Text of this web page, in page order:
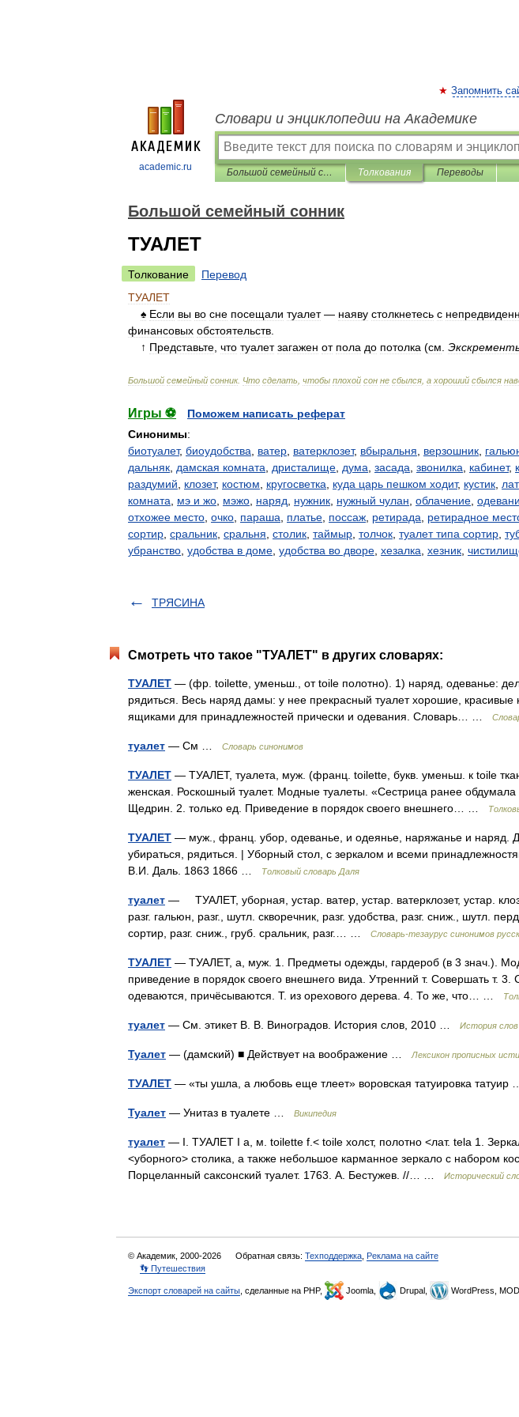
academic.ru
Запомнить
Словари и энциклопедии на Академике
Большой семейный сонник Толкования Переводы
Большой семейный сонник
ТУАЛЕТ
Толкование
Перевод
ТУАЛЕТ
♠ Если вы во сне посещали туалет— наяву столкнетесь с
финансовых обстоятельств
↑ Представьте что туалет загажен от пола до потолка (см
Большой семейный сонник. Что сделать чтобы плохой сон не сбылся а хороший сбылся
Игры ⚽
Поможем написать реферат
Синонимы:
биотуалет, биоудобства ватер ватерклозет, вбыральня верзошник
дальняк дамская комната дристалище дума засада звонилка кабинет,
раздумий
клозет, костюм кругосветка куда царь пешком ходит, кустик
комната
мэ и жо мэжо наряд нужник нужный чулан облачение
отхожее место очко параша платье поссаж ретирада ретирадное
сортир сральник сральня столик таймыр толчок туалет типа сортир
убранство удобства в доме удобства во дворе хезалка хезник
ТРЯСИНА
Смотреть что такое "ТУАЛЕТ" в других словарях:
ТУАЛЕТ — (фр. toilette, уменьш., от toile полотно). 1) наряд, одеванье:
рядиться. Весь наряд дамы: у нее прекрасный туалет хорошие, красивые
ящиками для принадлежностей прически и одевания. Словарь… …
туалет — См … Словарь синонимов
ТУАЛЕТ — ТУАЛЕТ, туалета, муж. (франц. toilette, букв. уменьш. к toile
женская. Роскошный туалет. Модные туалеты. «Сестрица ранее обдумала
Щедрин. 2. только ед. Приведение в порядок своего внешнего… …
ТУАЛЕТ — муж., франц. убор, одеванье, и одеянье, наряжанье и наряд.
убираться, рядиться. | Уборный стол, с зеркалом и всеми
В.И. Даль. 1863 1866 …
Толковый словарь Даля
туалет — ТУАЛЕТ, уборная, устар. ватер, устар. ватерклозет, устар.
разг. гальюн, разг., шутл. скворечник, разг. удобства, разг. сниж., шутл.
сортир, разг. сниж., груб. сральник, разг.… …
Словарь-тезаурус синонимов
ТУАЛЕТ — ТУАЛЕТ, а, муж. 1. Предметы одежды, гардероб (в 3 знач.).
приведение в порядок своего внешнего вида. Утренний т. Совершать т. 3.
одеваются, причёсываются. Т. из орехового дерева. 4. То же, что… …
туалет — См. этикет В. В. Виноградов. История слов, 2010 … История слов
Туалет — (дамский) ■ Действует на воображение … Лексикон прописных
ТУАЛЕТ — «ты ушла, а любовь еще тлеет» воровская татуировка татуир
Туалет — Унитаз в туалете … Википедия
туалет — I. ТУАЛЕТ I а, м. toilette f.< toile холст, полотно <лат. tela 1.
<уборного> столика, а также небольшое карманное зеркало с набором
Порцеланный саксонский туалет. 1763. А. Бестужев. //… …
Исторический
© Академик, 2000-2026 Обратная связь: Техподдержка Реклама на сайте
👣 Путешествия
Экспорт словарей на сайты , сделанные на PHP, Joomla, Drupal, WordPress,